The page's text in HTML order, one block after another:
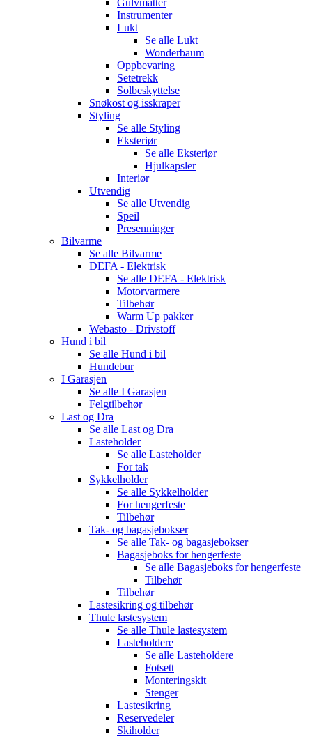
Instrumenter
Lukt
Se alle Lukt
Wonderbaum
Oppbevaring
Setetrekk
Solbeskyttelse
Snøkost og isskraper
Styling
Se alle Styling
Eksteriør
Se alle Eksteriør
Hjulkapsler
Interiør
Utvendig
Se alle Utvendig
Speil
Presenninger
Bilvarme
Se alle Bilvarme
DEFA - Elektrisk
Se alle DEFA - Elektrisk
Motorvarmere
Tilbehør
Warm Up pakker
Webasto - Drivstoff
Hund i bil
Se alle Hund i bil
Hundebur
I Garasjen
Se alle I Garasjen
Felgtilbehør
Last og Dra
Se alle Last og Dra
Lasteholder
Se alle Lasteholder
For tak
Sykkelholder
Se alle Sykkelholder
For hengerfeste
Tilbehør
Tak- og bagasjebokser
Se alle Tak- og bagasjebokser
Bagasjeboks for hengerfeste
Se alle Bagasjeboks for hengerfeste
Tilbehør
Tilbehør
Lastesikring og tilbehør
Thule lastesystem
Se alle Thule lastesystem
Lasteholdere
Se alle Lasteholdere
Fotsett
Monteringskit
Stenger
Lastesikring
Reservedeler
Skiholder